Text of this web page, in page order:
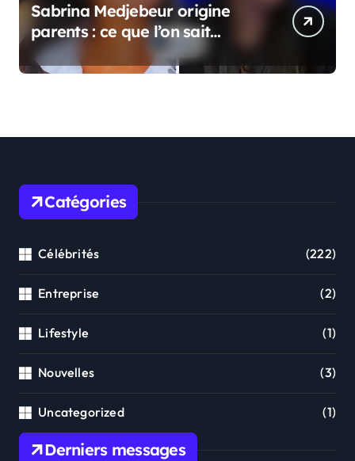
Sabrina Medjebeur origine
parents : ce que l’on sait
réellement sur ses origines
familiales
Catégories
Célébrités (222)
Entreprise (2)
Lifestyle (1)
Nouvelles (3)
Uncategorized (1)
Derniers messages